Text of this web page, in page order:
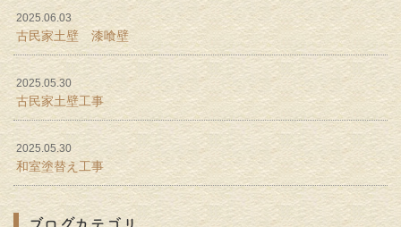
2025.06.03
古民家土壁 漆喰壁
2025.05.30
古民家土壁工事
2025.05.30
和室塗替え工事